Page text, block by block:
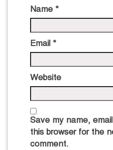
Name *
Email *
Website
Save my name,
this browser for the
comment.